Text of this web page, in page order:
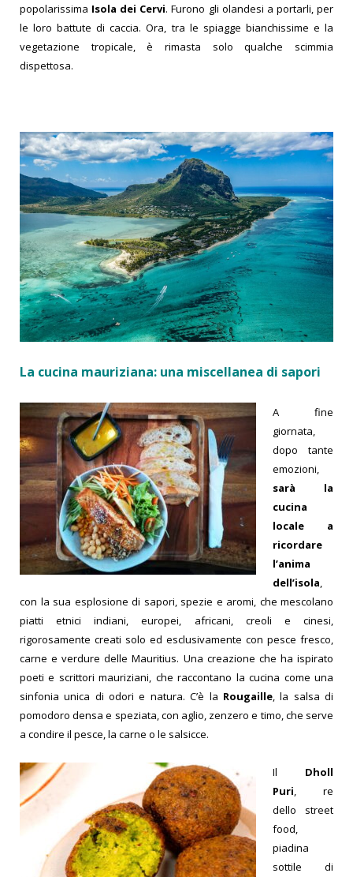
popolarissima Isola dei Cervi. Furono gli olandesi a portarli, per
le loro battute di caccia. Ora, tra le spiagge bianchissime e la
vegetazione tropicale, è rimasta solo qualche scimmia
dispettosa.
La cucina mauriziana: una miscellanea di sapori
A fine
giornata,
dopo tante
emozioni,
sarà la
cucina
locale a
ricordare
l’anima
dell’isola,
con la sua esplosione di sapori, spezie e aromi, che mescolano
piatti etnici indiani, europei, africani, creoli e cinesi,
rigorosamente creati solo ed esclusivamente con pesce fresco,
carne e verdure delle Mauritius. Una creazione che ha ispirato
poeti e scrittori mauriziani, che raccontano la cucina come una
sinfonia unica di odori e natura.C’è la Rougaille, la salsa di
pomodoro densa e speziata, con aglio, zenzero e timo, che serve
a condire il pesce, la carne o le salsicce.
Il Dholl
Puri, re
dello street
food,
piadina
sottile di